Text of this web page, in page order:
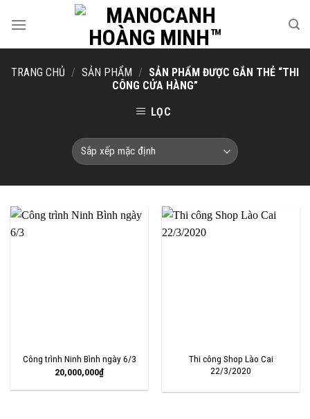
TRANG CHỦ / SẢN PHẨM / SẢN PHẨM ĐƯỢC GẮN THẺ “THI
CÔNG CỬA HÀNG”
LỌC
Công trình Ninh Bình ngày 6/3
20,000,000₫
Thi công Shop Lào Cai
22/3/2020